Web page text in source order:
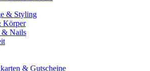
& Styling
Körper
& Nails
& Gutscheine